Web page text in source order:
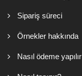
Sipariş süreci
Örnekler hakkında
Nasıl ödeme yapılır